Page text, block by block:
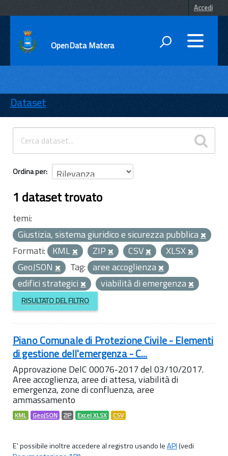
Accedi
OpenData Matera
ENTI
TEMI
INFORMAZIONI
Dataset
Ordina per
1 dataset trovato
temi:
Giustizia, sistema giuridico e sicurezza pubblica
Formati: KML ZIP CSV
XLSX
GeoJSON
Tag: aree accoglienza
edifici strategici
viabilità di emergenza
RISULTATO DEL FILTRO
Piano Comunale di Protezione Civile - Elementi
di gestione dell'emergenza - C...
Approvazione DelC 00076-2017 del 03/10/2017.
Aree accoglienza, aree di attesa, viabilità di
emergenza, zone di confluenza, aree
ammassamento
KML GeoJSON ZIP Excel XLSX CSV
E' possibile inoltre accedere al registro usando leAPI(vedi